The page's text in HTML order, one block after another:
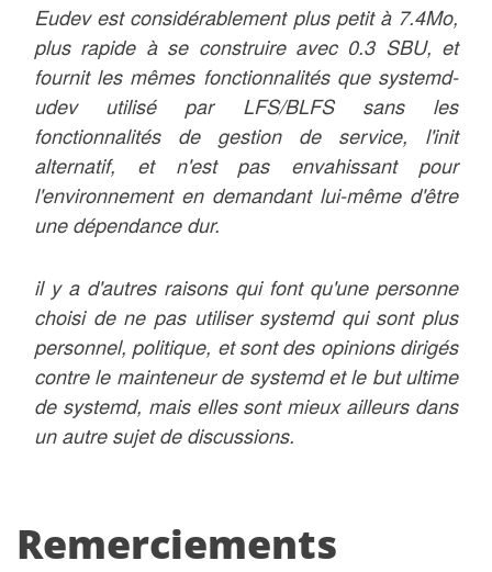
Eudev est considérablement plus petit à 7.4Mo,
plus rapide à se construire avec 0.3 SBU, et
fournit les mêmes fonctionnalités que systemd-
udev utilisé par LFS/BLFS sans les
fonctionnalités de gestion de service, l'init
alternatif, et n'est pas envahissant pour
l'environnement en demandant lui-même d'être
une dépendance dur.
il y a d'autres raisons qui font qu'une personne
choisi de ne pas utiliser systemd qui sont plus
personnel, politique, et sont des opinions dirigés
contre le mainteneur de systemd et le but ultime
de systemd, mais elles sont mieux ailleurs dans
un autre sujet de discussions.
Remerciements